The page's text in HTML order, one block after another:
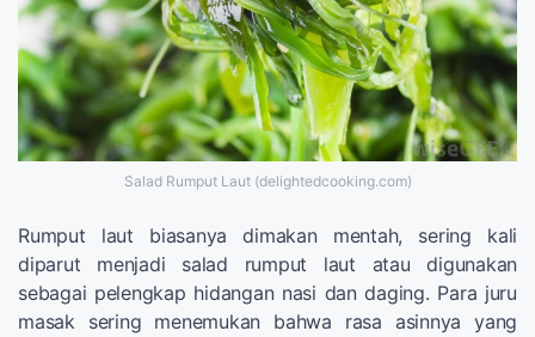
Salad Rumput Laut (delightedcooking.com)
Rumput laut biasanya dimakan mentah, sering kali
diparut menjadi salad rumput laut atau digunakan
sebagai pelengkap hidangan nasi dan daging. Para juru
masak sering menemukan bahwa rasa asinnya yang